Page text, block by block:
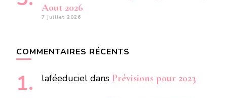
Aout 2026
7 juillet 2026
COMMENTAIRES RÉCENTS
laféeduciel dans Prévisions pour 2023